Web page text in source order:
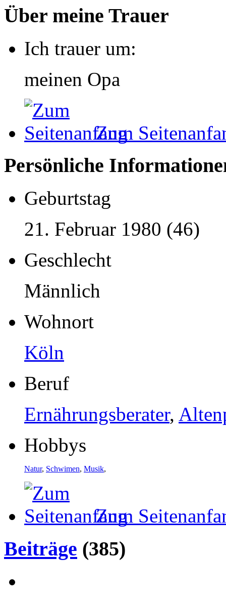
Über meine Trauer
Ich trauer um:
meinen Opa
Zum
Persönliche
Geburtstag
21. Februar 1980 (46)
Geschlecht
Männlich
Wohnort
Köln
Beruf
Ernährungsberater,
Hobbys
Natur, Schwimen, Musik,
Zum
Beiträge (385)